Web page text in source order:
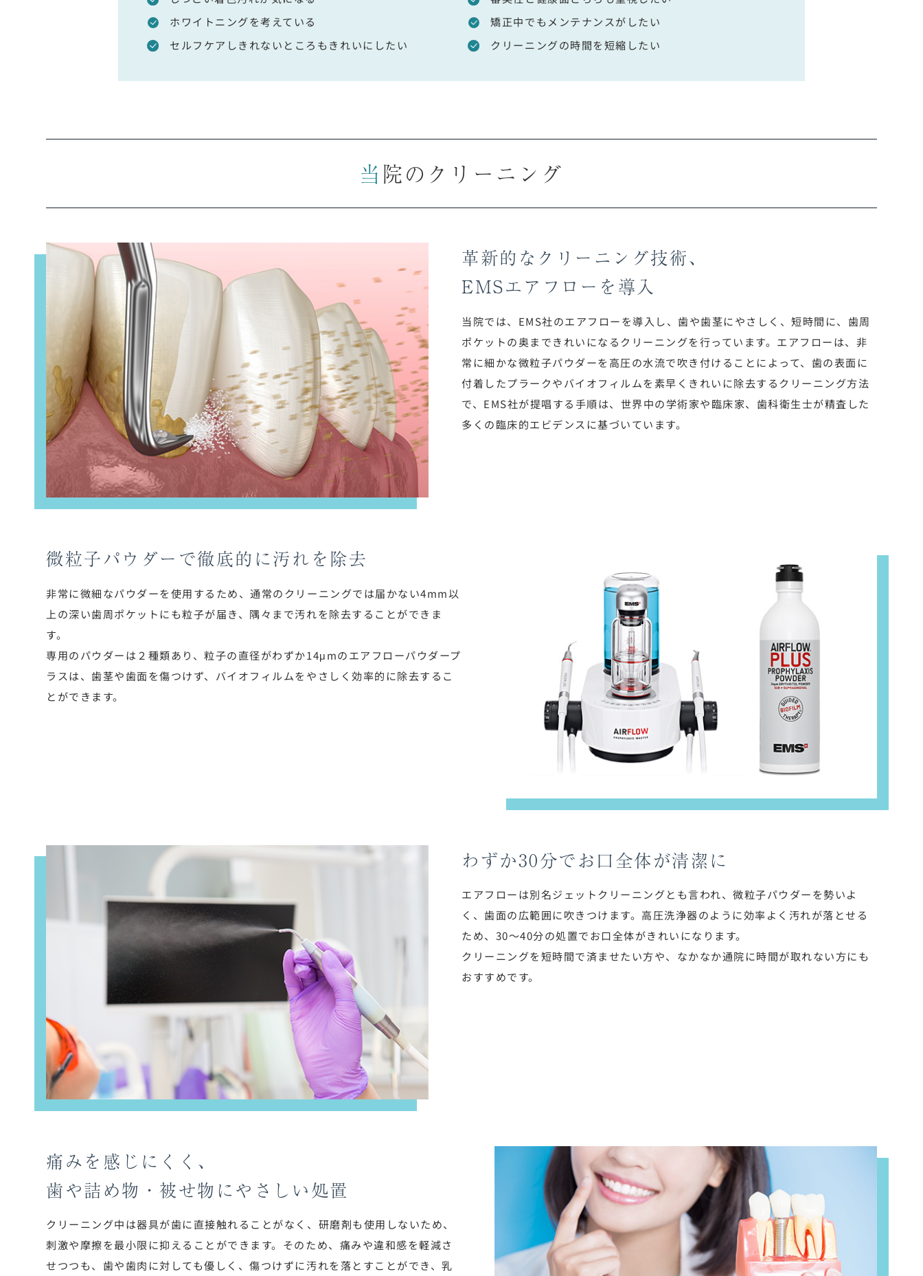
ホワイトニングを考えている
矯正中でもメンテナンスがしたい
セルフケアしきれないところもきれいにしたい
クリーニングの時間を短縮したい
当院のクリーニング
革新的なクリーニング技術、
EMSエアフローを導入
当院では、EMS社のエアフローを導入し、歯や歯茎にやさしく、短時間に、歯周
ポケットの奥まできれいになるクリーニングを行っています。エアフローは、非
常に細かな微粒子パウダーを高圧の水流で吹き付けることによって、歯の表面に
付着したプラークやバイオフィルムを素早くきれいに除去するクリーニング方法
で、EMS社が提唱する手順は、世界中の学術家や臨床家、歯科衛生士が精査した
多くの臨床的エビデンスに基づいています。
微粒子パウダーで徹底的に汚れを除去
非常に微細なパウダーを使用するため、通常のクリーニングでは届かない4mm以
上の深い歯周ポケットにも粒子が届き、隅々まで汚れを除去することができま
す。
専用のパウダーは２種類あり、粒子の直径がわずか14μmのエアフローパウダープ
ラスは、歯茎や歯面を傷つけず、バイオフィルムをやさしく効率的に除去するこ
とができます。
わずか30分でお口全体が清潔に
エアフローは別名ジェットクリーニングとも言われ、微粒子パウダーを勢いよ
く、歯面の広範囲に吹きつけます。高圧洗浄器のように効率よく汚れが落とせる
ため、30〜40分の処置でお口全体がきれいになります。
クリーニングを短時間で済ませたい方や、なかなか通院に時間が取れない方にも
おすすめです。
痛みを感じにくく、
歯や詰め物・被せ物にやさしい処置
クリーニング中は器具が歯に直接触れることがなく、研磨剤も使用しないため、
刺激や摩擦を最小限に抑えることができます。そのため、痛みや違和感を軽減さ
せつつも、歯や歯肉に対しても優しく、傷つけずに汚れを落とすことができ、乳